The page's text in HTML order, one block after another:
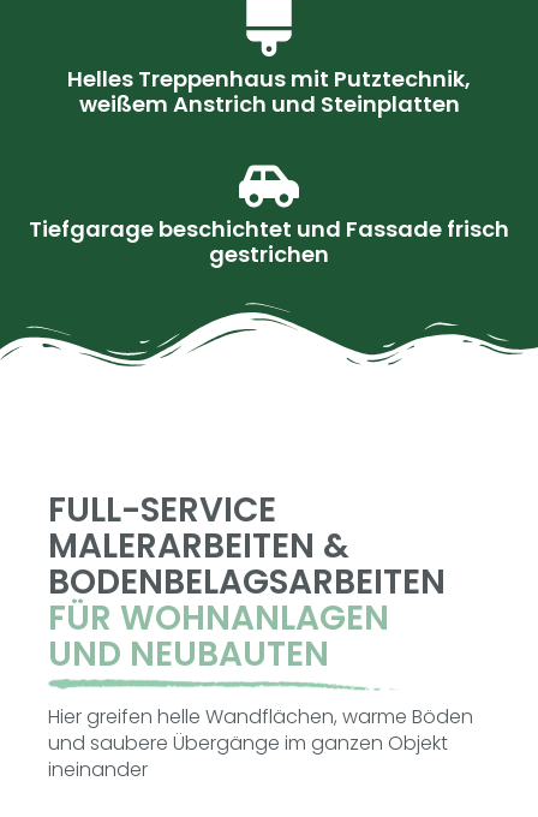
Helles Treppenhaus mit Putztechnik,
weißem Anstrich und Steinplatten
Tiefgarage beschichtet und Fassade frisch
gestrichen
FULL-SERVICE
MALERARBEITEN &
BODENBELAGSARBEITEN
FÜR WOHNANLAGEN
UND NEUBAUTEN
Hier greifen helle Wandflächen, warme Böden
und saubere Übergänge im ganzen Objekt
ineinander